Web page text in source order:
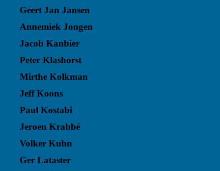
Geert Jan Jansen
Annemiek Jongen
Jacob Kanbier
Peter Klashorst
Mirthe Kolkman
Jeff Koons
Paul Kostabi
Jeroen Krabbé
Volker Kuhn
Ger Lataster